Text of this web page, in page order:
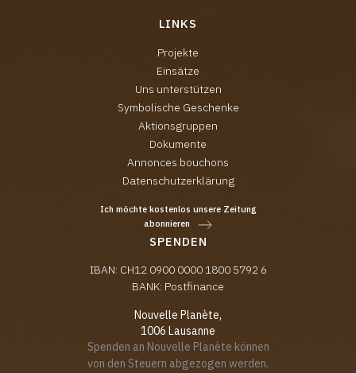
LINKS
Projekte
Einsätze
Uns unterstützen
Symbolische Geschenke
Aktionsgruppen
Dokumente
Annonces bouchons
Datenschutzerklärung
Ich möchte kostenlos unsere Zeitung
abonnieren
SPENDEN
IBAN: CH12 0900 0000 1800 5792 6
BANK: Postfinance
Nouvelle Planète,
1006 Lausanne
Spenden an Nouvelle Planète können
von den Steuern abgezogen werden.